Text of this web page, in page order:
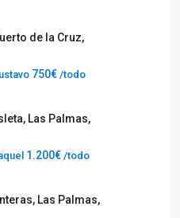
de la Cruz,
750€ /todo
Las Palmas,
1.200€ /todo
Las Palmas,